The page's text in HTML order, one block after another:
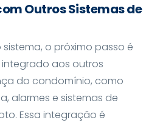
Outros Sistemas de
o próximo passo é
aos outros
do condomínio, como
alarmes e sistemas de
Essa integração é